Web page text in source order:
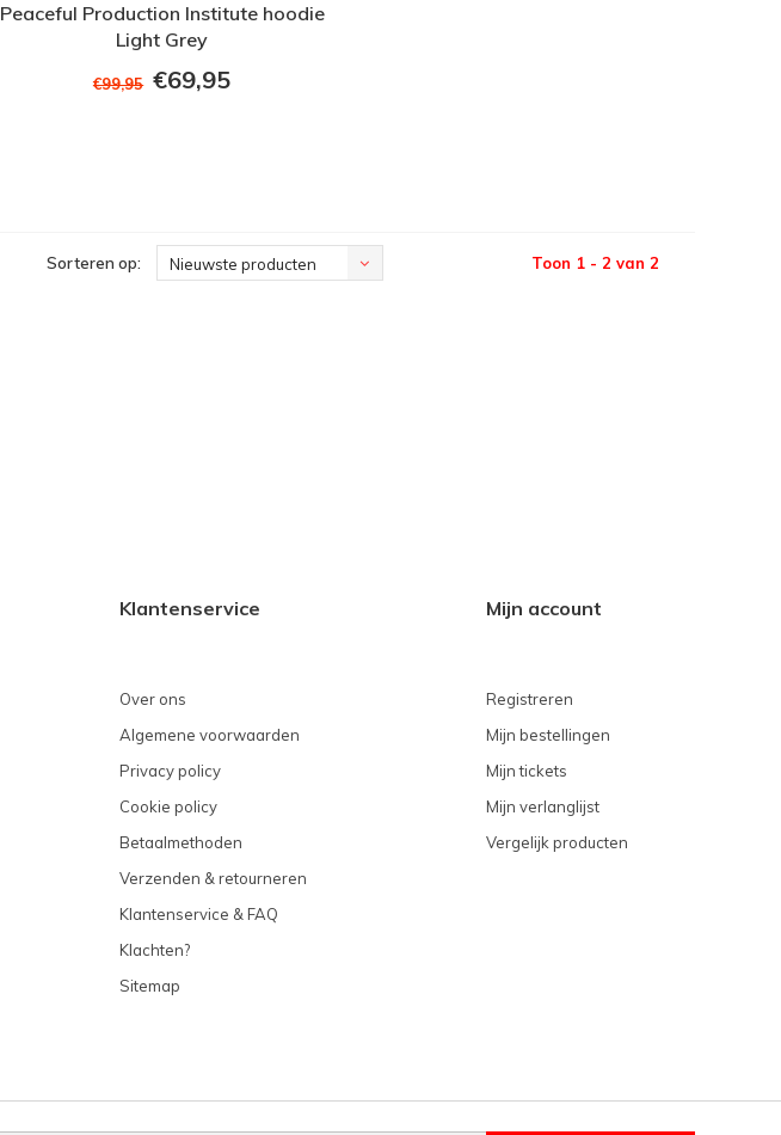
Peaceful Production Institute hoodie
Light Grey
€99,95 €69,95
Sorteren op: Nieuwste producten Toon 1 - 2 van 2
Klantenservice
Over ons
Algemene voorwaarden
Privacy policy
Cookie policy
Betaalmethoden
Verzenden & retourneren
Klantenservice & FAQ
Klachten?
Sitemap
Mijn account
Registreren
Mijn bestellingen
Mijn tickets
Mijn verlanglijst
Vergelijk producten